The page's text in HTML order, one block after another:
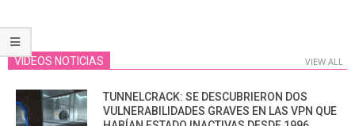
VIDEOS NOTICIAS VIEW ALL
TUNNELCRACK: SE DESCUBRIERON DOS
VULNERABILIDADES GRAVES EN LAS VPN QUE